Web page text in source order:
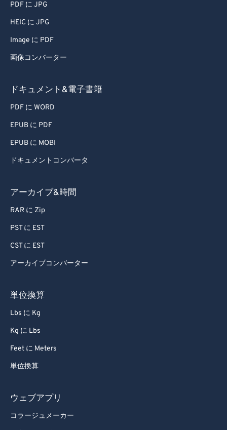
PDF に JPG
HEIC に JPG
Image に PDF
画像コンバーター
ドキュメント&電子書籍
PDF に WORD
EPUB に PDF
EPUB に MOBI
ドキュメントコンバータ
アーカイブ&時間
RAR に Zip
PST に EST
CST に EST
アーカイブコンバーター
単位換算
Lbs に Kg
Kg に Lbs
Feet に Meters
単位換算
ウェブアプリ
コラージュメーカー